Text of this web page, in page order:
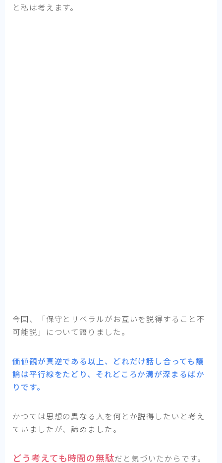
と私は考えます。
今回、「保守とリベラルがお互いを説得すること不
可能説」について語りました。
価値観が真逆である以上、どれだけ話し合っても議
論は平行線をたどり、それどころか溝が深まるばか
りです。
かつては思想の異なる人を何とか説得したいと考え
ていましたが、諦めました。
どう考えても時間の無駄だと気づいたからです。